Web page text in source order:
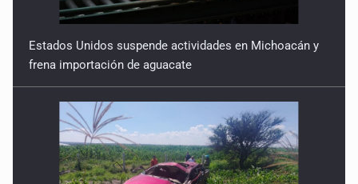
Estados Unidos suspende actividades en Michoacán y
frena importación de aguacate